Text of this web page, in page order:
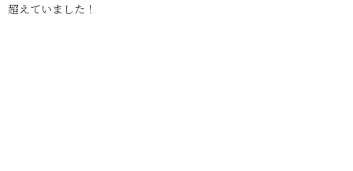
超えていました！